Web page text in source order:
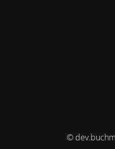
©